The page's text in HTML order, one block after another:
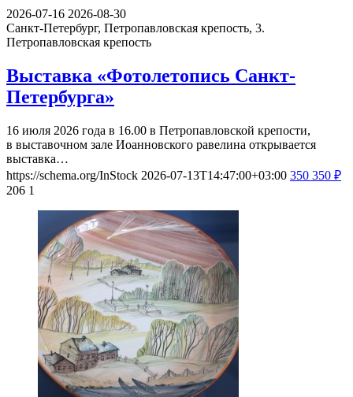
2026-07-16 2026-08-30
Санкт-Петербург, Петропавловская крепость, 3.
Петропавловская крепость
Выставка «Фотолетопись Санкт-
Петербурга»
16 июля 2026 года в 16.00 в Петропавловской крепости,
в выставочном зале Иоанновского равелина открывается
выставка…
https://schema.org/InStock 2026-07-13T14:47:00+03:00 350 350 ₽
206 1